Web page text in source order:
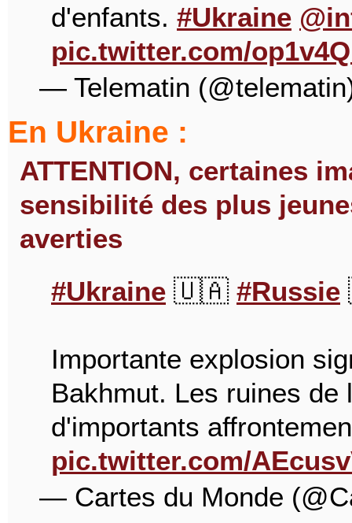
d'enfants. #Ukraine
pic.twitter.com/
— Telematin
En Ukraine :
ATTENTION, certaines
sensibilité des plus
averties
#Ukraine 🇺🇦 #Russie
Importante explosion
Bakhmut. Les ruines
d'importants
pic.twitter.com/
— Cartes du Monde